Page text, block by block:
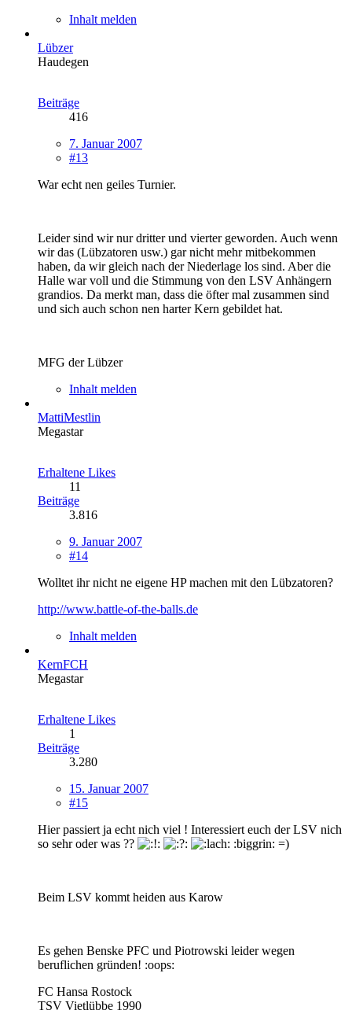
Inhalt melden
Lübzer
Haudegen
Beiträge
416
7. Januar 2007
#13
War echt nen geiles Turnier.
Leider sind wir nur dritter und vierter geworden. Auch wenn
wir das (Lübzatoren usw.) gar nicht mehr mitbekommen
haben, da wir gleich nach der Niederlage los sind. Aber die
Halle war voll und die Stimmung von den LSV Anhängern
grandios. Da merkt man, dass die öfter mal zusammen sind
und sich auch schon nen harter Kern gebildet hat.
MFG der Lübzer
Inhalt melden
MattiMestlin
Megastar
Erhaltene Likes
11
Beiträge
3.816
9. Januar 2007
#14
Wolltet ihr nicht ne eigene HP machen mit den Lübzatoren?
http://www.battle-of-the-balls.de
Inhalt melden
KernFCH
Megastar
Erhaltene Likes
1
Beiträge
3.280
15. Januar 2007
#15
Hier passiert ja echt nich viel ! Interessiert euch der LSV nich
so sehr oder was ??
:biggrin: =)
Beim LSV kommt heiden aus Karow
Es gehen Benske PFC und Piotrowski leider wegen
beruflichen gründen! :oops:
FC Hansa Rostock
TSV Vietlübbe 1990